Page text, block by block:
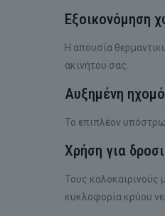
Εξοικονόμηση
Η απουσία
ακινήτου σας.
Αυξημένη
Το επιπλέον
Χρήση για
Τους καλοκαιρινούς
κυκλοφορία κρύου